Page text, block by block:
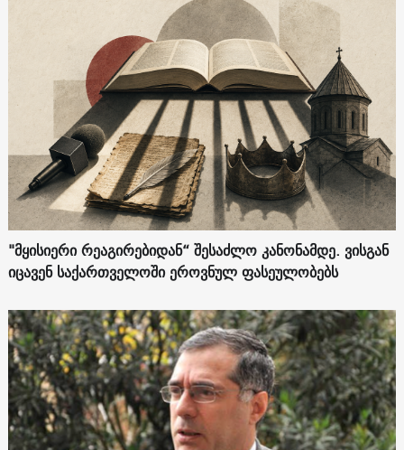
"მყისიერი რეაგირებიდან“ შესაძლო კანონამდე. ვისგან
იცავენ საქართველოში ეროვნულ ფასეულობებს